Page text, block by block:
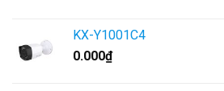
KX-Y1001C4
0.000₫